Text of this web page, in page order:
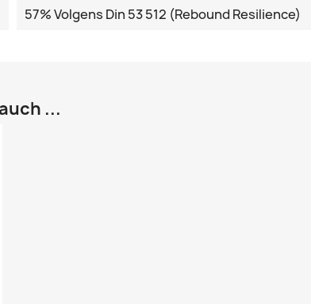
57% Volgens Din 53 512 (Rebound Resilience)
...